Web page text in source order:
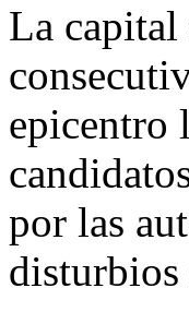
La capital
epicentro
por las
disturbios